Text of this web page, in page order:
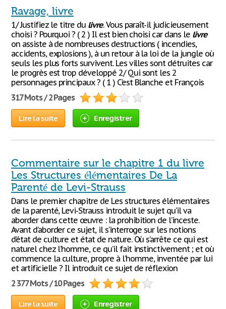
Ravage, livre
1/ Justifiez le titre du livre. Vous paraît-il judicieusement
choisi ? Pourquoi ? ( 2 ) Il est bien choisi car dans le livre
on assiste à de nombreuses destructions ( incendies,
accidents, explosions ), à un retour à la loi de la jungle où
seuls les plus forts survivent. Les villes sont détruites car
le progrès est trop développé 2/ Qui sont les 2
personnages principaux ? ( 1 ) C’est Blanche et François
317 Mots / 2 Pages
Lire la suite Enregistrer
Commentaire sur le chapitre 1 du livre
Les Structures élémentaires De La
Parenté de Levi-Strauss
Dans le premier chapitre de Les structures élémentaires
de la parenté, Levi-Strauss introduit le sujet qu’il va
aborder dans cette œuvre : la prohibition de l’inceste.
Avant d’aborder ce sujet, il s’interroge sur les notions
d’état de culture et état de nature. Où s’arrête ce qui est
naturel chez l’homme, ce qu’il fait instinctivement ; et où
commence la culture, propre à l’homme, inventée par lui
et artificielle ? Il introduit ce sujet de réflexion
2 377 Mots / 10 Pages
Lire la suite Enregistrer